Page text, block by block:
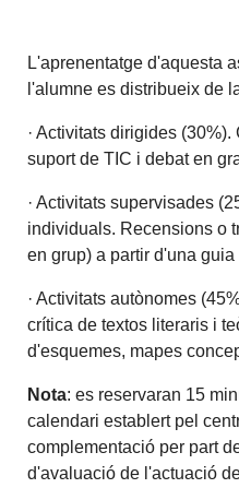
L'aprenentatge d'aquesta
l'alumne es distribueix de
· Activitats dirigides
suport de TIC i debat en
· Activitats supervisades
individuals. Recensions o
en grup) a partir d'una
· Activitats autònomes
crítica de textos literaris i
d'esquemes, mapes
Nota: es reservaran 15
calendari establert pel
complementació per part
d'avaluació de l'actuació